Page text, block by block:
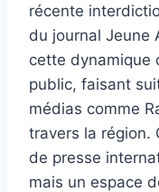
récente
du journal Jeune
cette dynamique
public, faisant
médias comme
travers la région.
de presse
mais un espace